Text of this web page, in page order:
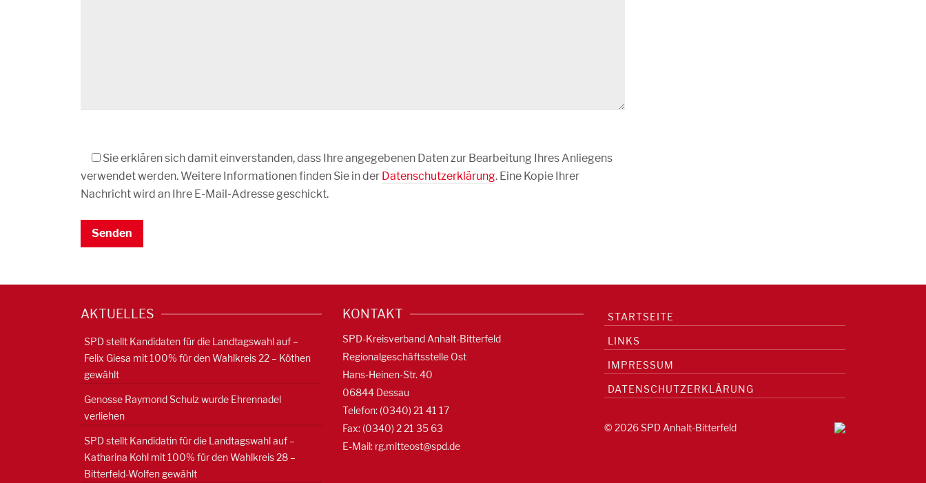
lasse
dieses
Feld
Sie erklären sich damit einverstanden, dass Ihre angegebenen Daten zur Bearbeitung Ihres Anliegens
verwendet werden. Weitere Informationen finden Sie in der Datenschutzerklärung. Eine Kopie Ihrer
Nachricht wird an Ihre E-Mail-Adresse geschickt.
AKTUELLES
SPD stellt Kandidaten für die Landtagswahl auf –
Felix Giesa mit 100% für den Wahlkreis 22 – Köthen
gewählt
Genosse Raymond Schulz wurde Ehrennadel
verliehen
SPD stellt Kandidatin für die Landtagswahl auf –
Katharina Kohl mit 100% für den Wahlkreis 28 –
Bitterfeld-Wolfen gewählt
KONTAKT
SPD-Kreisverband Anhalt-Bitterfeld
Regionalgeschäftsstelle Ost
Hans-Heinen-Str. 40
06844 Dessau
Telefon: (0340) 21 41 17
Fax: (0340) 2 21 35 63
E-Mail: rg.mitteost@spd.de
STARTSEITE
LINKS
IMPRESSUM
DATENSCHUTZERKLÄRUNG
© 2026 SPD Anhalt-Bitterfeld